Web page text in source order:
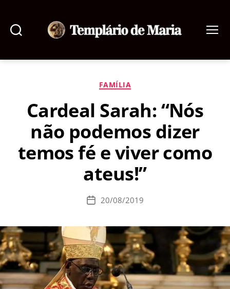
de
Categorias
FAMÍLIA
Cardeal Sarah: “Nós
não podemos dizer
temos fé e viver como
ateus!”
Data20/08/2019